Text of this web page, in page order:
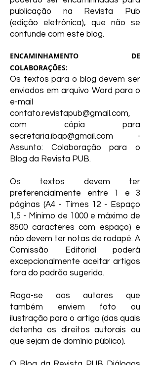
publicação na Revista Pub
(edição eletrônica), que não se
confunde com este blog.
ENCAMINHAMENTO DE
COLABORAÇÕES:
Os textos para o blog devem ser
enviados em arquivo Word para o
e-mail
contato.revistapub@gmail.com,
com cópia para
secretaria.ibap@gmail.com -
Assunto: Colaboração para o
Blog da Revista PUB.
Os textos devem ter
preferencialmente entre 1 e 3
páginas (A4 - Times 12 - Espaço
1,5 - Mínimo de 1000 e máximo de
8500 caracteres com espaço) e
não devem ter notas de rodapé. A
Comissão Editorial poderá
excepcionalmente aceitar artigos
fora do padrão sugerido.
Roga-se aos autores que
também enviem foto ou
ilustração para o artigo (das quais
detenha os direitos autorais ou
que sejam de domínio público).